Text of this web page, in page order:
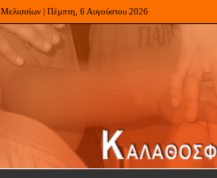
Μελισσίων | Πέμπτη, 6 Αυγούστου 2026